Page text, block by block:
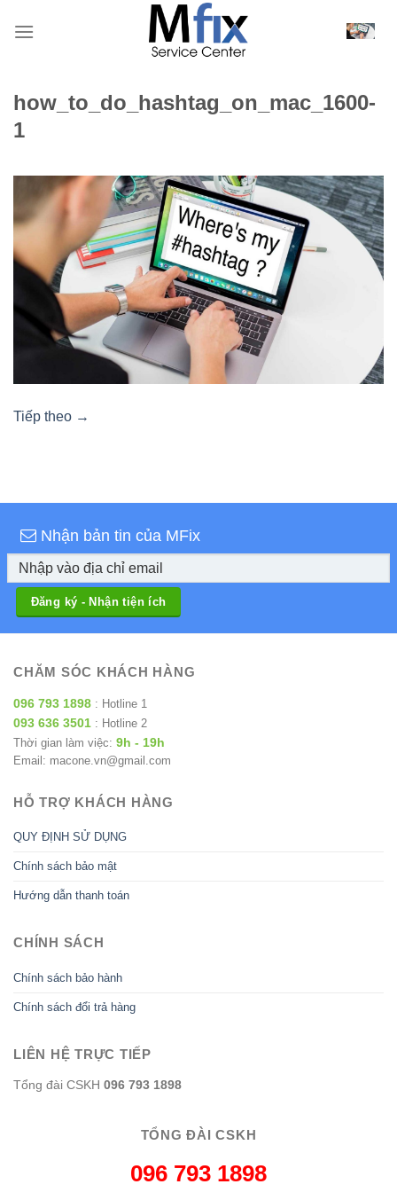
qua
how_to_do_hashtag_on_mac_1600-
1
Tiếp theo →
Nhận bản tin của MFix
CHĂM SÓC KHÁCH HÀNG
096 793 1898 : Hotline 1
093 636 3501 : Hotline 2
Thời gian làm việc: 9h - 19h
Email: macone.vn@gmail.com
HỖ TRỢ KHÁCH HÀNG
QUY ĐỊNH SỬ DỤNG
Chính sách bảo mật
Hướng dẫn thanh toán
CHÍNH SÁCH
Chính sách bảo hành
Chính sách đổi trả hàng
LIÊN HỆ TRỰC TIẾP
Tổng đài CSKH 096 793 1898
TỔNG ĐÀI CSKH
096 793 1898